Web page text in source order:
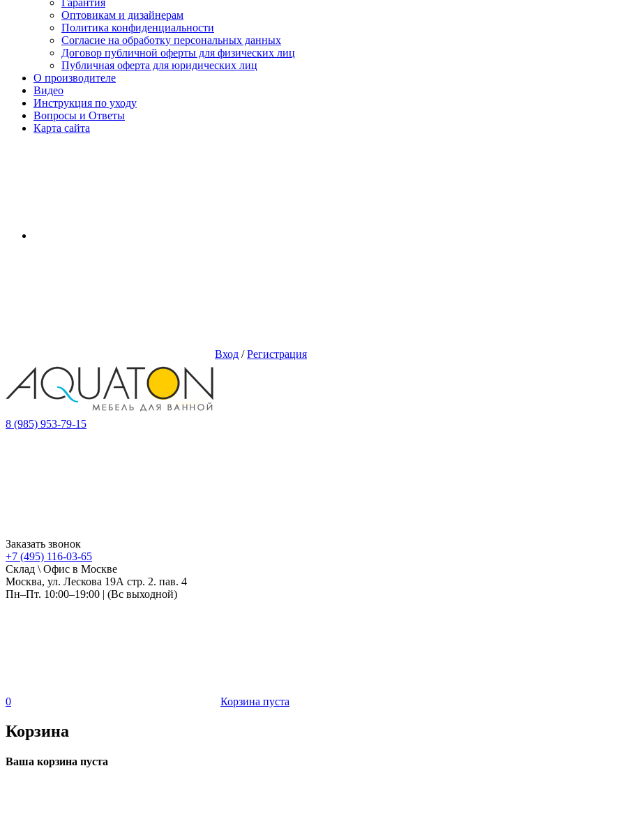
Гарантия
Оптовикам и дизайнерам
Политика конфиденциальности
Согласие на обработку персональных данных
Договор публичной оферты для физических лиц
Публичная оферта для юридических лиц
О производителе
Видео
Инструкция по уходу
Вопросы и Ответы
Карта сайта
Вход /Регистрация
8 (985) 953-79-15
Заказать звонок
+7 (495) 116-03-65
Склад \ Офис в Москве
Москва, ул. Лескова 19А стр. 2. пав. 4
Пн–Пт. 10:00–19:00 | (Вс выходной)
0 Корзина пуста
Корзина
Ваша корзина пуста